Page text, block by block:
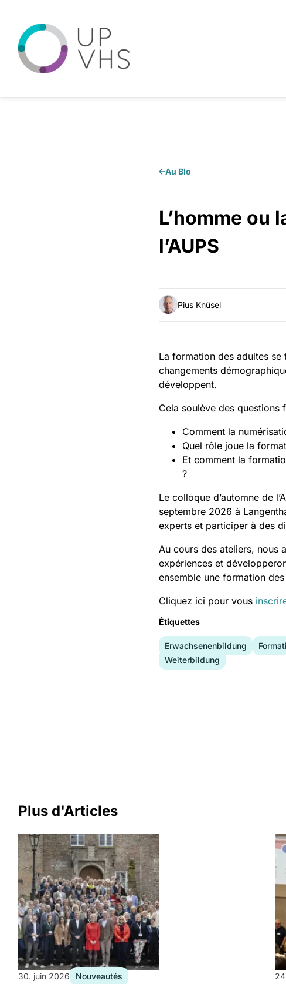
Au Blo
L’homme ou
l’AUPS
Auteur:
Pius Knüsel
La formation des adultes se
changements
développent.
Cela soulève des questions
Comment la
Quel rôle joue la
Et comment la
?
Le colloque d’automne de
septembre 2026 à
experts et participer à des
Au cours des ateliers, nous
expériences et
ensemble une formation
Cliquez ici pour vous
Étiquettes
Erwachsenenbildung
Weiterbildung
Plus d'Articles
30. juin 2026 Nouveautés